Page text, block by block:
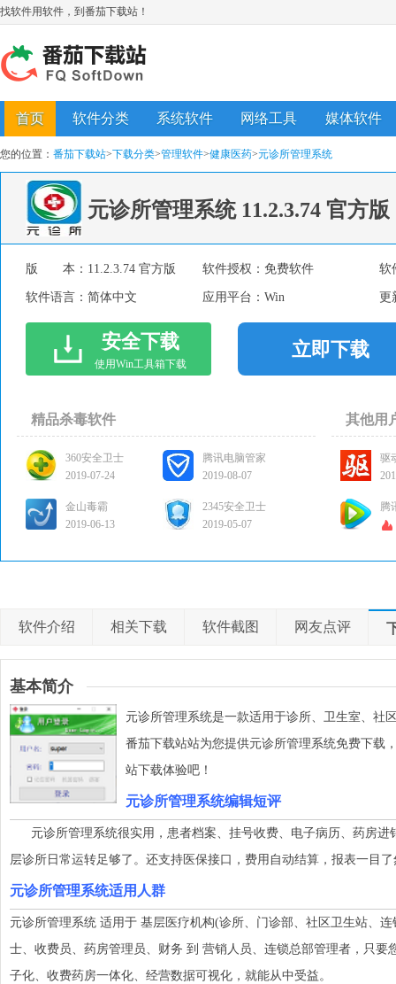
找软件用软件，到番茄下载站！
首页 软件分类 系统软件 网络工具 媒体软件
您的位置： 番茄下载站>下载分类>管理软件>健康医药>元诊所管理系统
元诊所管理系统 11.2.3.74 官方版
版 本： 11.2.3.74 官方版 软件授权： 免费软件 软
软件语言： 简体中文 应用平台： Win 更
安全下载
使用Win工具箱下载
立即下载
精品杀毒软件
360安全卫士
2019-07-24
腾讯电脑管家
2019-08-07
金山毒霸
2019-06-13
2345安全卫士
2019-05-07
其他用
驱
腾
软件介绍 相关下载 软件截图 网友点评
基本简介
元诊所管理系统是一款适用于诊所、卫生室、社
番茄下载站站为您提供元诊所管理系统免费下载
站下载体验吧！
元诊所管理系统编辑短评
元诊所管理系统很实用，患者档案、挂号收费、电子病历、药房进
层诊所日常运转足够了。还支持医保接口，费用自动结算，报表一目
元诊所管理系统适用人群
元诊所管理系统 适用于 基层医疗机构(诊所、门诊部、社区卫生站、
士、收费员、药房管理员、财务 到 营销人员、连锁总部管理者，只要
子化、收费药房一体化、经营数据可视化，就能从中受益。